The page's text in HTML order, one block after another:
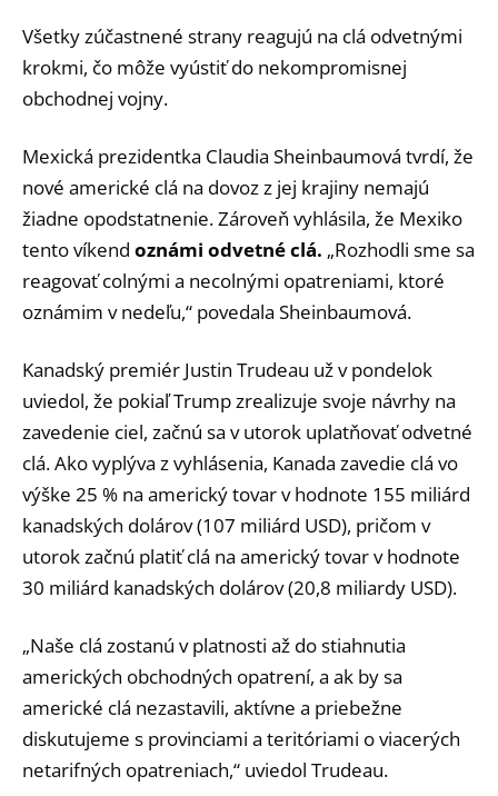
Všetky zúčastnené strany reagujú na clá odvetnými
krokmi, čo môže vyústiť do nekompromisnej
obchodnej vojny.
Mexická prezidentka Claudia Sheinbaumová tvrdí, že
nové americké clá na dovoz z jej krajiny nemajú
žiadne opodstatnenie. Zároveň vyhlásila, že Mexiko
tento víkend oznámi odvetné clá. „Rozhodli sme sa
reagovať colnými a necolnými opatreniami, ktoré
oznámim v nedeľu,“ povedala Sheinbaumová.
Kanadský premiér Justin Trudeau už v pondelok
uviedol, že pokiaľ Trump zrealizuje svoje návrhy na
zavedenie ciel, začnú sa v utorok uplatňovať odvetné
clá. Ako vyplýva z vyhlásenia, Kanada zavedie clá vo
výške 25 % na americký tovar v hodnote 155 miliárd
kanadských dolárov (107 miliárd USD), pričom v
utorok začnú platiť clá na americký tovar v hodnote
30 miliárd kanadských dolárov (20,8 miliardy USD).
„Naše clá zostanú v platnosti až do stiahnutia
amerických obchodných opatrení, a ak by sa
americké clá nezastavili, aktívne a priebežne
diskutujeme s provinciami a teritóriami o viacerých
netarifných opatreniach,“ uviedol Trudeau.